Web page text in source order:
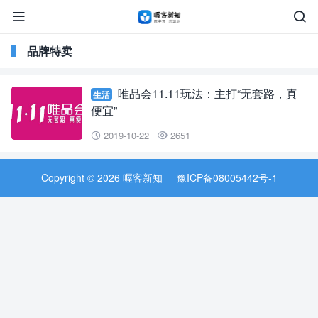


品牌特卖
生活
唯品会11.11玩法：主打“无套路，真
便宜”
 2019-10-22  2651
Copyright © 2026 喔客新知 豫ICP备08005442号-1